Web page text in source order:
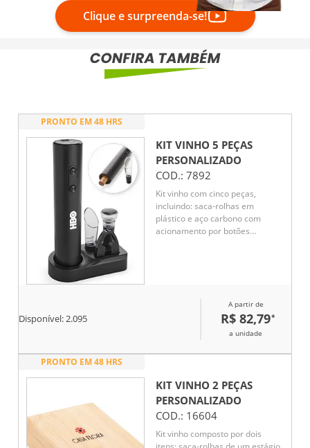
Clique e surpreenda-se!
PRONTO EM 48 HRS
KIT VINHO 5 PEÇAS
PERSONALIZADO
COD.: 7892
Kit vinho com cinco peças,
incluindo: saca-rolhas em
plástico e aço carbono com
acionamento por botões
Disponível:2.095
A partir de
R$ 82,79*
a unidade
PRONTO EM 48 HRS
KIT VINHO 2 PEÇAS
PERSONALIZADO
COD.: 16604
Kit vinho composto por dois